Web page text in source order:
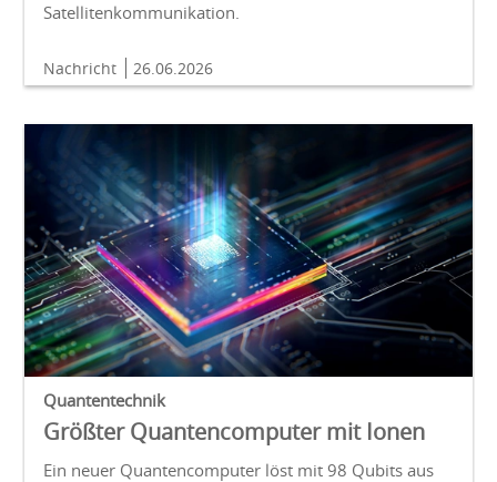
Satellitenkommunikation.
Nachricht 26.06.2026
Quantentechnik
Größter Quantencomputer mit Ionen
Ein neuer Quantencomputer löst mit 98 Qubits aus